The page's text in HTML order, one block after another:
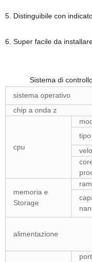
5. Distinguibile con
6. Super facile da
Sistema di controllo
sistema operativo
chip a onda z
cpu
tipo
memoria e
Storage
ram
alimentazione